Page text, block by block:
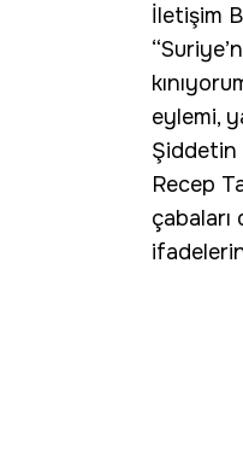
İletişim
eylemi,
Şiddetin
Recep